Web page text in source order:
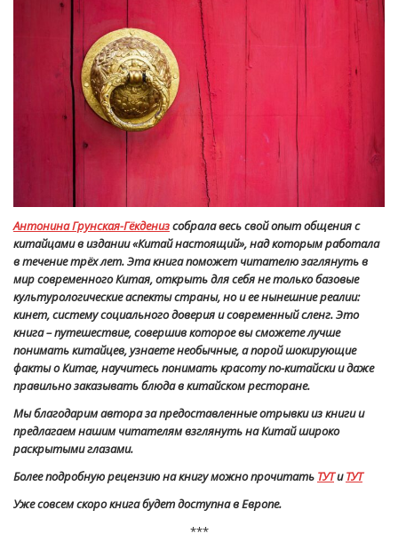
Антонина Грунская-Гёкденизсобрала весь свой опыт общения с
китайцами в издании «Китай настоящий», над которым работала
в течение трёх лет. Эта книга поможет читателю заглянуть в
мир современного Китая, открыть для себя не только базовые
культурологические аспекты страны, но и ее нынешние реалии:
кинет, систему социального доверия и современный сленг. Это
книга – путешествие, совершив которое вы сможете лучше
понимать китайцев, узнаете необычные, а порой шокирующие
факты о Китае, научитесь понимать красоту по-китайски и даже
правильно заказывать блюда в китайском ресторане.
Мы благодарим автора за предоставленные отрывки из книги и
предлагаем нашим читателям взглянуть на Китай широко
раскрытыми глазами.
Более подробную рецензию на книгу можно прочитать ТУТиТУТ
Уже совсем скоро книга будет доступна в Европе.
***